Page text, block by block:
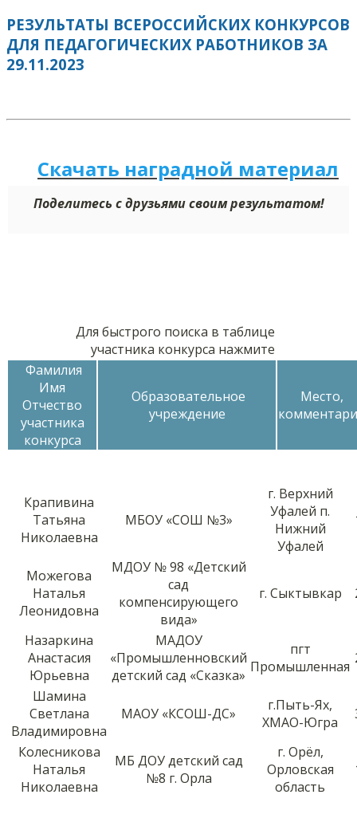
РЕЗУЛЬТАТЫ ВСЕРОССИЙСКИХ КОНКУРСОВ
ДЛЯ ПЕДАГОГИЧЕСКИХ РАБОТНИКОВ ЗА
29.11.2023
Скачать наградной материал
Поделитесь с друзьями своим результатом!
Для быстрого поиска в таблице
участника конкурса нажмите
Фамилия
Имя
Отчество
участника
конкурса
Образовательное
учреждение
Место,
Крапивина
Татьяна
Николаевна
МБОУ «СОШ №3»
г. Верхний
Уфалей п.
Нижний
Уфалей
Можегова
Наталья
Леонидовна
МДОУ № 98 «Детский
сад
компенсирующего
вида»
г. Сыктывкар
Назаркина
Анастасия
Юрьевна
МАДОУ
«Промышленновский
детский сад «Сказка»
пгт
Промышленная
Шамина
Светлана
Владимировна
МАОУ «КСОШ-ДС»
г.Пыть-Ях,
ХМАО-Югра
Колесникова
Наталья
Николаевна
МБ ДОУ детский сад
№8 г. Орла
г. Орёл,
Орловская
область